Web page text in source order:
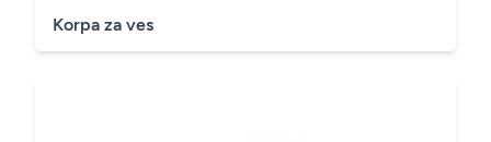
Korpa za ves